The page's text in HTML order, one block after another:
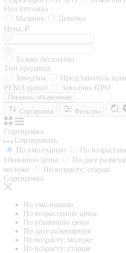
Пол питомца
Мальчик
Девочка
Цена, ₽
Только бесплатно
Тип продавца
Заводчик
Представитель
РЕКО приют
Заводчик ПРО
Показать объявления
Сортировка
Фильтры
Сортировка
Сортировать
По умолчанию
По
убыванию цены
По дате
моложе
По возрасту: старше
Сортировка
По умолчанию
По возрастанию цены
По убыванию цены
По дате размещения
По возрасту: моложе
По возрасту: старше